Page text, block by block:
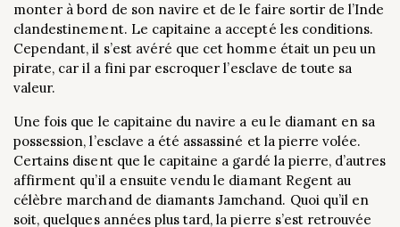
monter à bord de son navire et de le faire sortir de l’Inde
clandestinement. Le capitaine a accepté les conditions.
Cependant, il s’est avéré que cet homme était un peu un
pirate, car il a fini par escroquer l’esclave de toute sa
valeur.
Une fois que le capitaine du navire a eu le diamant en sa
possession, l’esclave a été assassiné et la pierre volée.
Certains disent que le capitaine a gardé la pierre, d’autres
affirment qu’il a ensuite vendu le diamant Regent au
célèbre marchand de diamants Jamchand. Quoi qu’il en
soit, quelques années plus tard, la pierre s’est retrouvée